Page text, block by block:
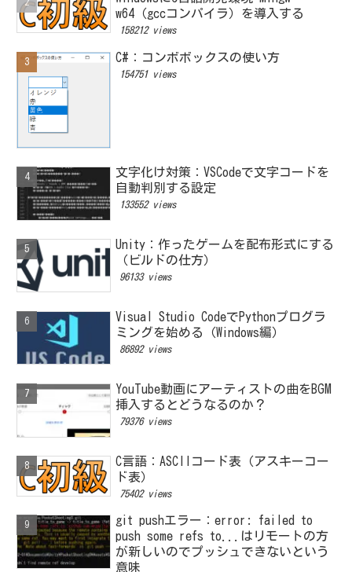
w64（gccコンパイラ）を導入する
158212 views
C#：コンボボックスの使い方
154751 views
文字化け対策：VSCodeで文字コードを
自動判別する設定
133552 views
Unity：作ったゲームを配布形式にする
（ビルドの仕方）
96133 views
Visual Studio CodeでPythonプログラ
ミングを始める（Windows編）
86892 views
YouTube動画にアーティストの曲をBGM
挿入するとどうなるのか？
79376 views
C言語：ASCIIコード表（アスキーコー
ド表）
75402 views
git pushエラー：error: failed to
push some refs to...はリモートの方
が新しいのでプッシュできないという
意味